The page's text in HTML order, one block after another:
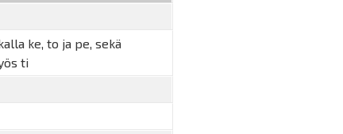
ke, to ja pe, sekä
ti